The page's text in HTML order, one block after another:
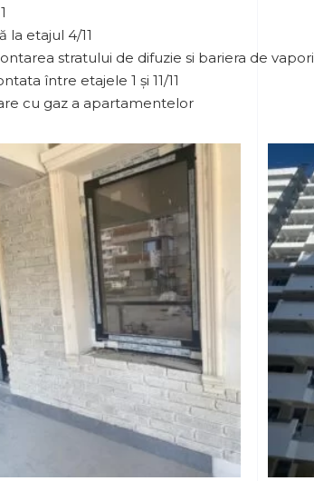
etajul 4/11
stratului de difuzie si bariera de vapori
între etajele 1 și 11/11
cu gaz a apartamentelor